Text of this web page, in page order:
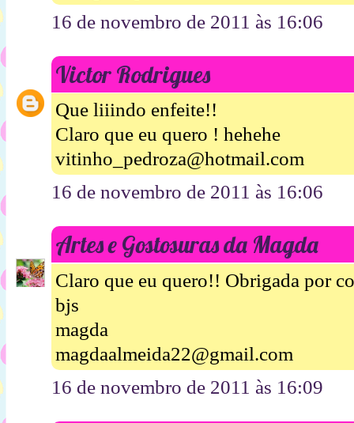
16 de novembro de 2011 às 16:06
Victor Rodrigues
Que liiindo enfeite!!
Claro que eu quero ! hehehe
vitinho_pedroza@hotmail.com
16 de novembro de 2011 às 16:06
Artes e Gostosuras da Magda
Claro que eu quero!! Obrigada por
bjs
magda
magdaalmeida22@gmail.com
16 de novembro de 2011 às 16:09